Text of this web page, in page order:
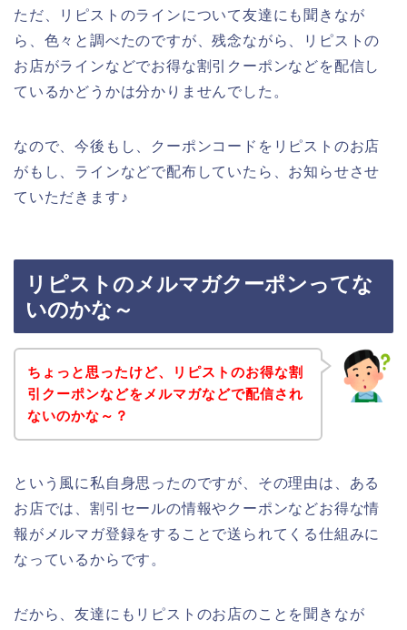
ただ、リピストのラインについて友達にも聞きなが
ら、色々と調べたのですが、残念ながら、リピストの
お店がラインなどでお得な割引クーポンなどを配信し
ているかどうかは分かりませんでした。
なので、今後もし、クーポンコードをリピストのお店
がもし、ラインなどで配布していたら、お知らせさせ
ていただきます♪
リピストのメルマガクーポンってな
いのかな～
ちょっと思ったけど、リピストのお得な割
引クーポンなどをメルマガなどで配信され
ないのかな～？
という風に私自身思ったのですが、その理由は、ある
お店では、割引セールの情報やクーポンなどお得な情
報がメルマガ登録をすることで送られてくる仕組みに
なっているからです。
だから、友達にもリピストのお店のことを聞きなが